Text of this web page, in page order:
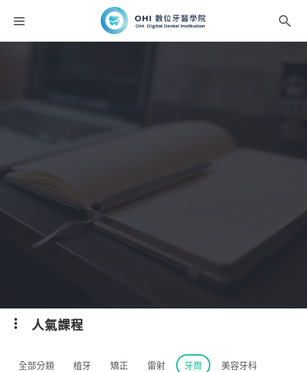
人氣課程
全部分類 植牙 矯正 雷射 牙周
美容牙科